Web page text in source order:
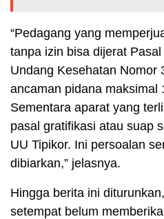
“Pedagang yang
tanpa izin bisa dijerat
Undang Kesehatan Nomor
ancaman pidana maksimal
Sementara aparat yang
pasal gratifikasi atau suap
UU Tipikor. Ini persoalan
dibiarkan,” jelasnya.
Hingga berita ini
setempat belum